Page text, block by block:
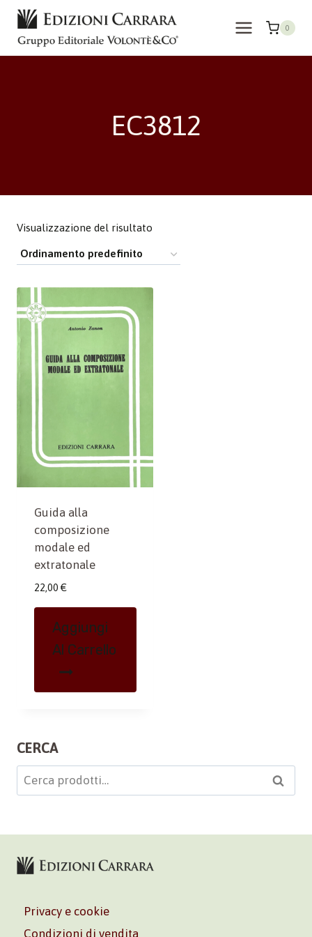
Salta
contenuto
0
EC3812
Visualizzazione del risultato
Guida alla
composizione
modale ed
extratonale
22,00 €
Aggiungi
Al Carrello
CERCA
Cerca: Cerca
Privacy e cookie
Condizioni di vendita